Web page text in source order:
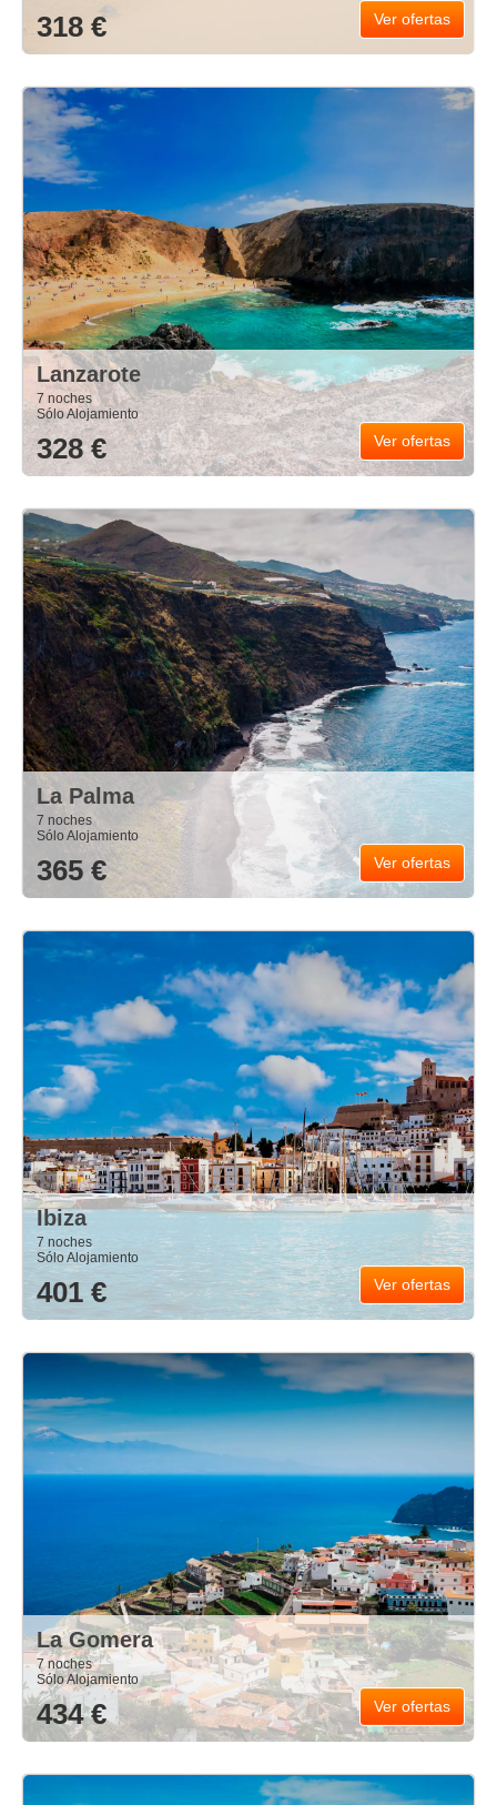
318 € Ver ofertas
Lanzarote
7 noches
Sólo Alojamiento
328 € Ver ofertas
La Palma
7 noches
Sólo Alojamiento
365 € Ver ofertas
Ibiza
7 noches
Sólo Alojamiento
401 € Ver ofertas
La Gomera
7 noches
Sólo Alojamiento
434 € Ver ofertas